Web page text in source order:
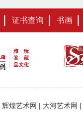
证书查询 书画
辉煌艺术网 | 大河艺术网 |